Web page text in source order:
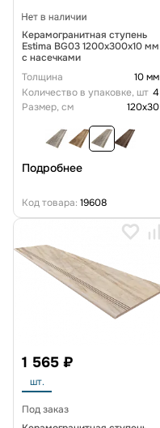
Керамогранитная ступень
Estima BG03 1200x300x10 мм
с насечками
Толщина
10 мм
Количество в упаковке, шт 4
Размер, см
120x30
Подробнее
Код товара: 19608
1 565 ₽
шт.
Под заказ